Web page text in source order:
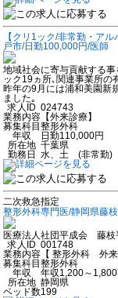
【クリ1ック/非常勤・ア
戸市/日勤100,000円/医師
地域社会に寄与貢献する
ック19ヵ所､関連事業所の
昨年の9月には浦和美園新
ました｡
求人ID 024743
業務内容 【外来診療】
募集科目整形外科
年収
日勤110,000円
所在地 千葉県
勤務日
水、土 (非常勤)
二次救急指定
整形外科専門医/静岡県藤
医療法人社団平成会 藤枝
求人ID 001748
業務内容 【 整形外科 外
募集科目整形外科
年収
年収1,200～
所在地 静岡県
ベッド数199